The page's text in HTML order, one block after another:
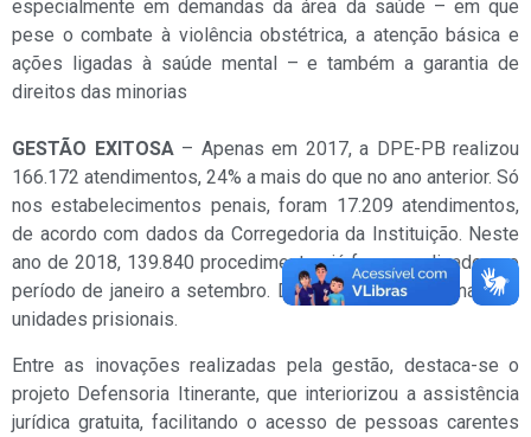
especialmente em demandas da área da saúde – em que
pese o combate à violência obstétrica, a atenção básica e
ações ligadas à saúde mental – e também a garantia de
direitos das minorias
GESTÃO EXITOSA– Apenas em 2017, a DPE-PB realizou
166.172 atendimentos, 24% a mais do que no ano anterior. Só
nos estabelecimentos penais, foram 17.209 atendimentos,
de acordo com dados da Corregedoria da Instituição. Neste
ano de 2018, 139.840 procedimentos já foram realizados no
período de janeiro a setembro. Desses, 15,5 mil apenas em
unidades prisionais.
Entre as inovações realizadas pela gestão, destaca-se o
projeto Defensoria Itinerante, que interiorizou a assistência
jurídica gratuita, facilitando o acesso de pessoas carentes